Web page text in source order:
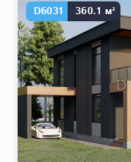
D6031 360.1 м²